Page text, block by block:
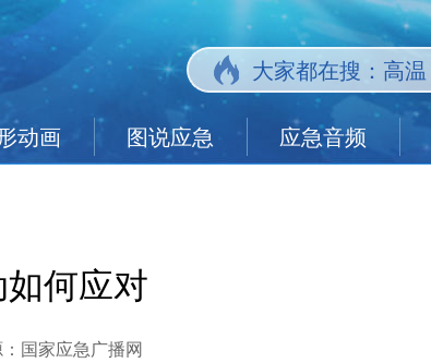
动画 图说应急 应急音频
何应对
国家应急广播网